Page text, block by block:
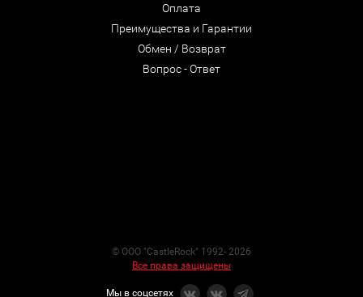
Оплата
Преимущества и Гарантии
Обмен / Возврат
Вопрос - Ответ
© ООО "CastleRock" 1992- 2026
Все права защищены
Мы в соцсетях